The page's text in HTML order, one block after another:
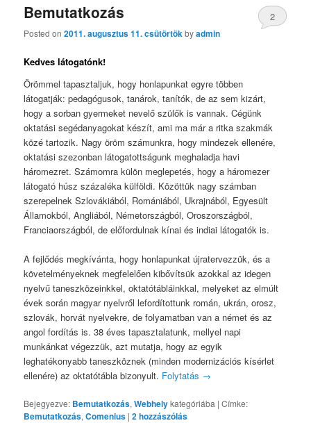
Bemutatkozás
Posted on2011. augusztus 11. csütörtökbyadmin
2
Kedves látogatónk!
Örömmel tapasztaljuk, hogy honlapunkat egyre többen
látogatják: pedagógusok, tanárok, tanítók, de az sem kizárt,
hogy a sorban gyermeket nevelő szülők is vannak. Cégünk
oktatási segédanyagokat készít, ami ma már a ritka szakmák
közé tartozik. Nagy öröm számunkra, hogy mindezek ellenére,
oktatási szezonban látogatottságunk meghaladja havi
háromezret. Számomra külön meglepetés, hogy a háromezer
látogató húsz százaléka külföldi. Közöttük nagy számban
szerepelnek Szlovákiából, Romániából, Ukrajnából, Egyesült
Államokból, Angliából, Németországból, Oroszországból,
Franciaországból, de előfordulnak kínai és indiai látogatók is.
A fejlődés megkívánta, hogy honlapunkat újratervezzük, és a
követelményeknek megfelelően kibővítsük azokkal az idegen
nyelvű taneszközeinkkel, oktatótábláinkkal, melyeket az elmúlt
évek során magyar nyelvről lefordítottunk román, ukrán, orosz,
szlovák, horvát nyelvekre, de folyamatban van a német és az
angol fordítás is. 38 éves tapasztalatunk, mellyel napi
munkánkat végezzük, azt mutatja, hogy az egyik
leghatékonyabb taneszköznek (minden modernizációs kísérlet
ellenére) az oktatótábla bizonyult. Folytatás →
Bejegyezve: Bemutatkozás,Webhelykategóriába |Címke:
Bemutatkozás,Comenius |2hozzászólás